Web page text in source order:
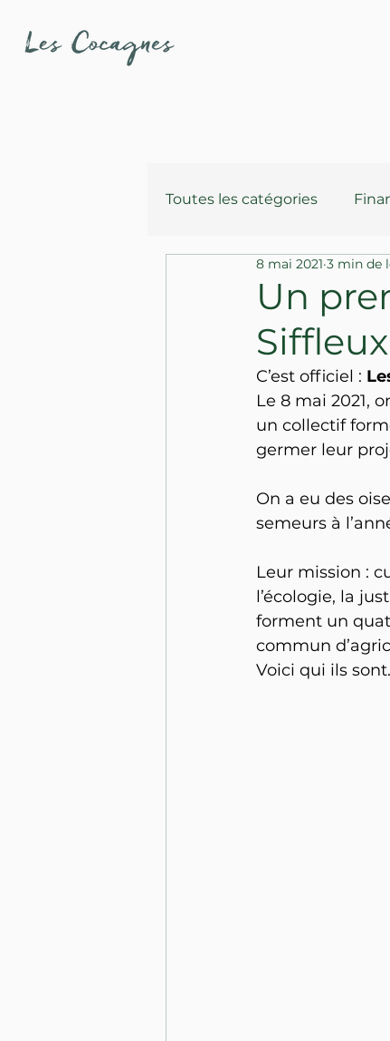
Toutes les catégories
Portraits Activités
Communication
Un
Siffleux
8 mai 2021 3 min de
C’est officiel :
Le 8 mai 2021,
un collectif
germer leur
On a eu des
semeurs à
Leur mission :
l’écologie, la
forment un
commun
Voici qui ils sont.